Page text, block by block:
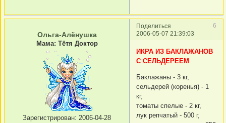
Поделиться
6
2006-05-07 21:39:03
Ольга-Алёнушка
Мама: Тётя Доктор
Зарегистрирован: 2006-04-28
ИКРА ИЗ БАКЛАЖАНОВ
С СЕЛЬДЕРЕЕМ
Баклажаны - 3 кг,
сельдерей (коренья) - 1
кг,
томаты спелые - 2 кг,
лук репчатый - 500 г,